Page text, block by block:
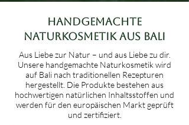
Handgemachte
Naturkosmetik aus Bali
Aus Liebe zur Natur – und aus Liebe zu dir.
Unsere handgemachte Naturkosmetik wird
auf Bali nach traditionellen Rezepturen
hergestellt. Die Produkte bestehen aus
hochwertigen natürlichen Inhaltsstoffen und
werden für den europäischen Markt geprüft
und zertifiziert.